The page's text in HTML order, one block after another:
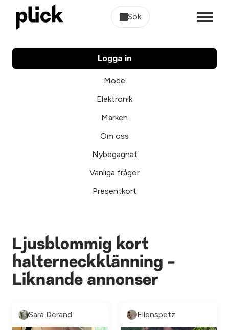
Sök
Logga in
Mode
Elektronik
Märken
Om oss
Nybegagnat
Vanliga frågor
Presentkort
Ljusblommig kort
halterneckklänning -
Liknande annonser
Sara Derand Ellenspetz